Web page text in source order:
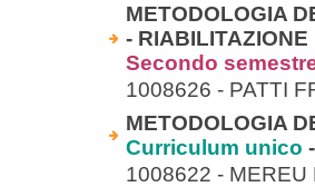
METODOLOGIA
-
Secondo
1008626 - PATTI
METODOLOGIA
Curriculum unico
1008622 - MEREU